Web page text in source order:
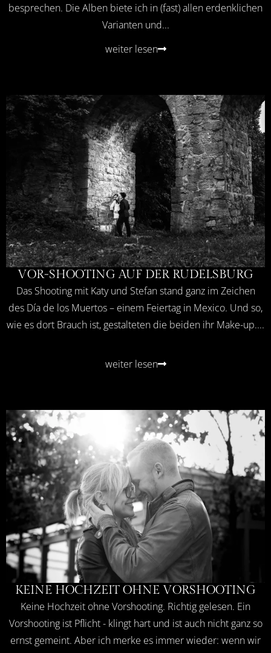
besprechen. Die Alben biete ich in (fast) allen erdenklichen
Varianten und...
weiter lesen
VOR-SHOOTING AUF DER RUDELSBURG
Das Shooting mit Katy und Stefan stand ganz im Zeichen
des Día de los Muertos – einem Feiertag in Mexico. Und so,
wie es dort Brauch ist, gestalteten die beiden ihr Make-up....
weiter lesen
KEINE HOCHZEIT OHNE VORSHOOTING
Keine Hochzeit ohne Vorshooting. Richtig gelesen. Ein
Vorshooting ist Pflicht - klingt hart und ist auch nicht ganz so
ernst gemeint. Aber ich merke es immer wieder: wenn wir